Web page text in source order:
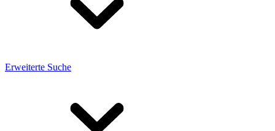
Erweiterte Suche